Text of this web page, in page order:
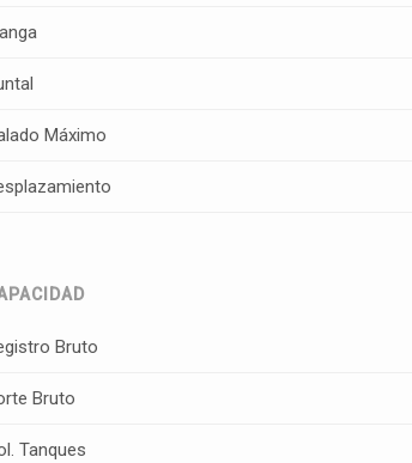
Máximo
Bruto
Bruto
Tanques